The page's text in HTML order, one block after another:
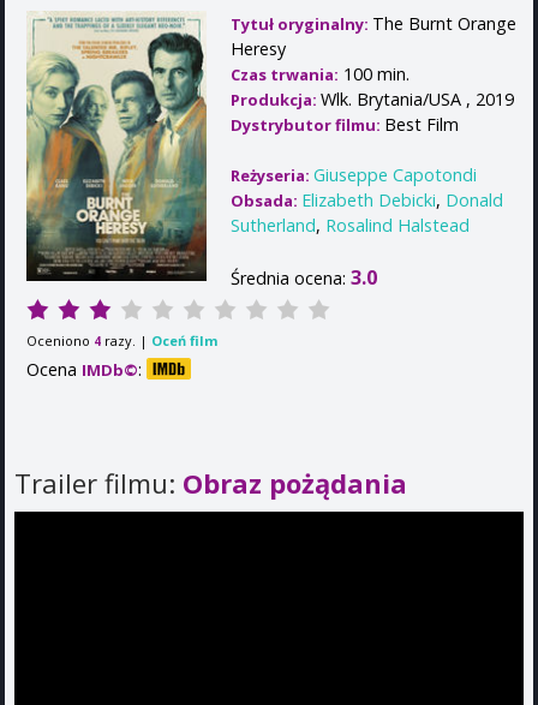
Tytuł oryginalny: The Burnt Orange
Heresy
Czas trwania: 100 min.
Produkcja: Wlk. Brytania/USA , 2019
Dystrybutor filmu: Best Film
Reżyseria: Giuseppe Capotondi
Obsada: Elizabeth Debicki, Donald
Sutherland, Rosalind Halstead
Średnia ocena: 3.0
Oceniono 4 razy. | Oceń film
Ocena IMDb©:
Trailer filmu: Obraz pożądania